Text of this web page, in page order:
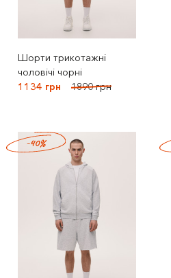
Шорти трикотажні
чоловічі чорні
1134 грн
1890 грн
-40%